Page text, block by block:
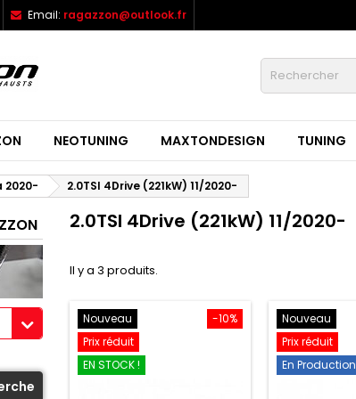
Email: ragazzon@outlook.fr
NEOTUNING MAXTONDESIGN TUNING
2020- 2.0TSI 4Drive (221kW) 11/2020-
2.0TSI 4Drive (221kW) 11/2020-
Il y a 3 produits.
-10%
Nouveau
Prix réduit
EN STOCK !
Nouveau
Prix réduit
En Production